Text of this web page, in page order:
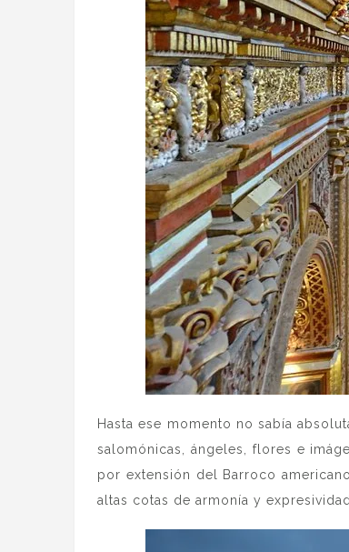
Hasta ese momento no sabía
salomónicas, ángeles, flores e
por extensión del Barroco
altas cotas de armonía y expresividad.